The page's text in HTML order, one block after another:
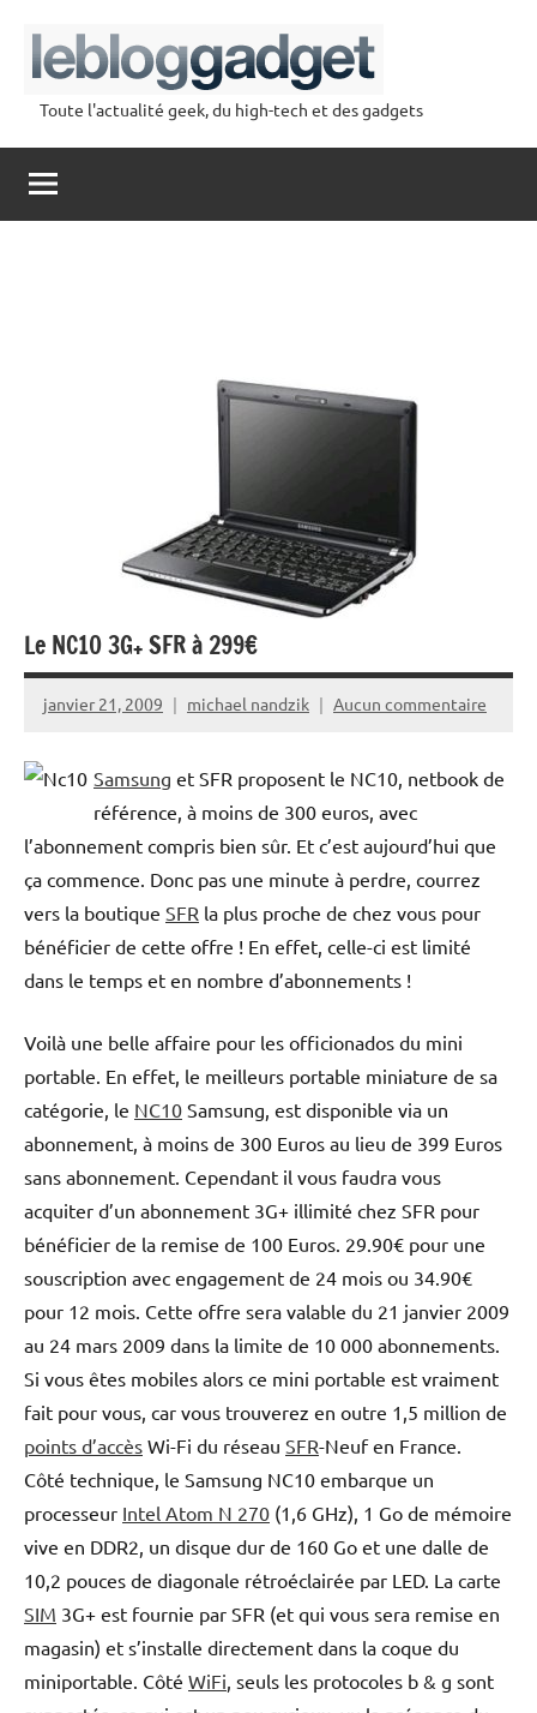
contenu
lebloggadget
Toute l'actualité geek, du high-tech et des gadgets
Le NC10 3G+ SFR à 299€
janvier 21, 2009 michael nandzik Aucun commentaire
Samsung et SFR proposent le NC10, netbook de
référence, à moins de 300 euros, avec
l’abonnement compris bien sûr. Et c’est aujourd’hui que
ça commence. Donc pas une minute à perdre, courrez
vers la boutique SFR la plus proche de chez vous pour
bénéficier de cette offre ! En effet, celle-ci est limité
dans le temps et en nombre d’abonnements !
Voilà une belle affaire pour les officionados du mini
portable. En effet, le meilleurs portable miniature de sa
catégorie, le NC10 Samsung, est disponible via un
abonnement, à moins de 300 Euros au lieu de 399 Euros
sans abonnement. Cependant il vous faudra vous
acquiter d’un abonnement 3G+ illimité chez SFR pour
bénéficier de la remise de 100 Euros. 29.90€ pour une
souscription avec engagement de 24 mois ou 34.90€
pour 12 mois. Cette offre sera valable du 21 janvier 2009
au 24 mars 2009 dans la limite de 10 000 abonnements.
Si vous êtes mobiles alors ce mini portable est vraiment
fait pour vous, car vous trouverez en outre 1,5 million de
points d’accès Wi-Fi du réseau SFR-Neuf en France.
Côté technique, le Samsung NC10 embarque un
processeur Intel Atom N 270 (1,6 GHz), 1 Go de mémoire
vive en DDR2, un disque dur de 160 Go et une dalle de
10,2 pouces de diagonale rétroéclairée par LED. La carte
SIM 3G+ est fournie par SFR (et qui vous sera remise en
magasin) et s’installe directement dans la coque du
miniportable. Côté WiFi , seuls les protocoles b & g sont